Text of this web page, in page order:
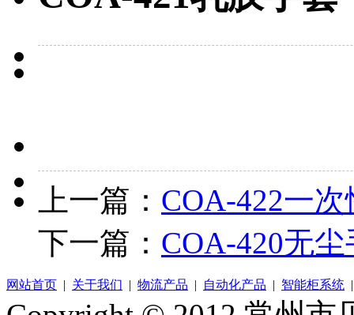
上一篇： COA-422一
下一篇： COA-420无
网站首页 | 关于我们 | 物流产品 | 自动化产品 | 智能柜系统